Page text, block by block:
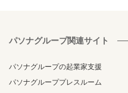
パソナグループ関連サイト
パソナグループの起業家支援
パソナグループプレスルーム